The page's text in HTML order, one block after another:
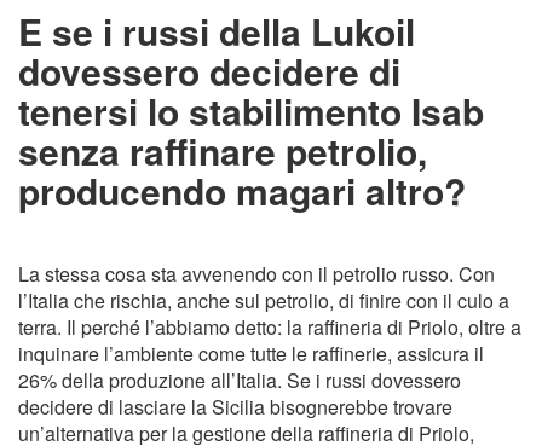
E se i russi della Lukoil
dovessero decidere di
tenersi lo stabilimento Isab
senza raffinare petrolio,
producendo magari altro?
La stessa cosa sta avvenendo con il petrolio russo. Con
l’Italia che rischia, anche sul petrolio, di finire con il culo a
terra. Il perché l’abbiamo detto: la raffineria di Priolo, oltre a
inquinare l’ambiente come tutte le raffinerie, assicura il
26% della produzione all’Italia. Se i russi dovessero
decidere di lasciare la Sicilia bisognerebbe trovare
un’alternativa per la gestione della raffineria di Priolo,